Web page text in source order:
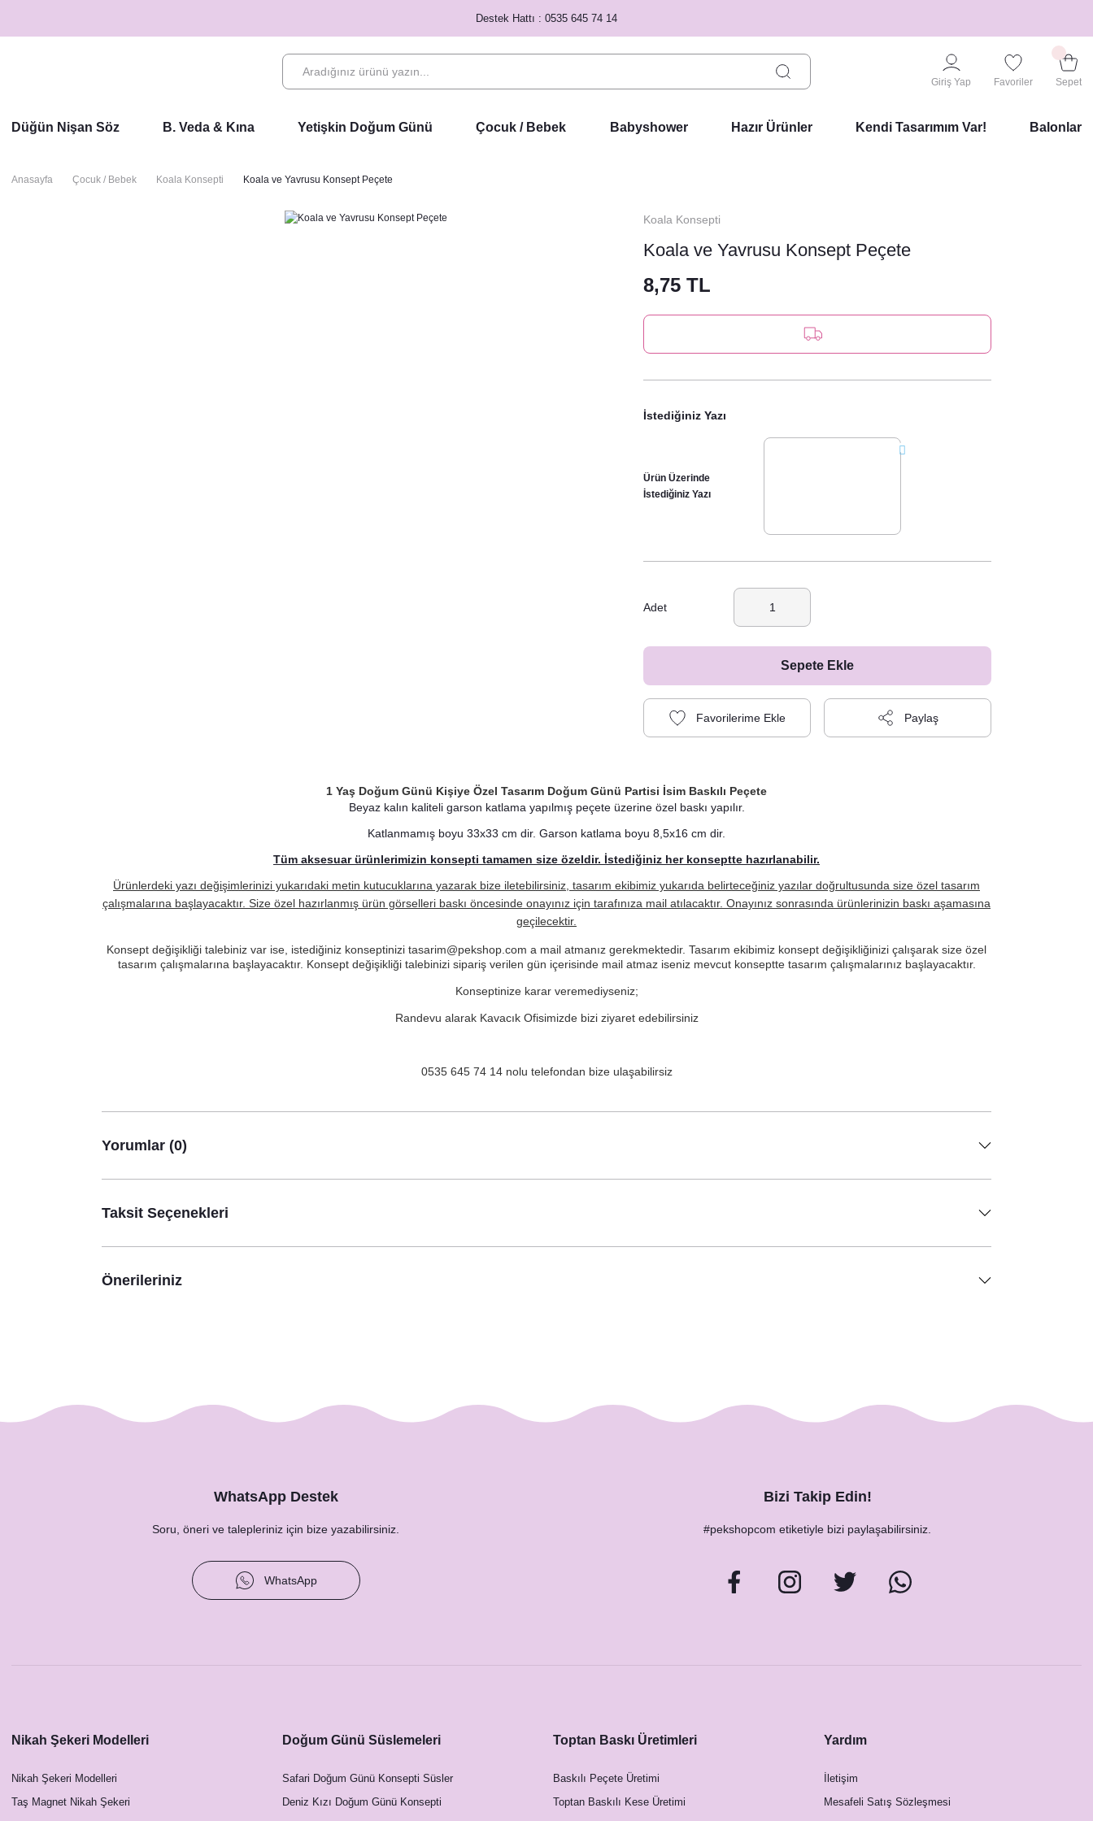
Destek Hattı : 0535 645 74 14
Giriş Yap Favoriler Sepet
Düğün Nişan Söz B. Veda & Kına Yetişkin Doğum Günü Çocuk / Bebek Babyshower Hazır Ürünler Kendi Tasarımım Var! Balonlar
Anasayfa Çocuk / Bebek Koala Konsepti Koala ve Yavrusu Konsept Peçete
Koala Konsepti
Koala ve Yavrusu Konsept Peçete
8,75 TL
İstediğiniz Yazı
Ürün Üzerinde
İstediğiniz Yazı
Adet
Sepete Ekle
Paylaş
1 Yaş Doğum Günü Kişiye Özel Tasarım Doğum Günü Partisi İsim Baskılı Peçete
Beyaz kalın kaliteli garson katlama yapılmış peçete üzerine özel baskı yapılır.
Katlanmamış boyu 33x33 cm dir. Garson katlama boyu 8,5x16 cm dir.
Tüm aksesuar ürünlerimizin konsepti tamamen size özeldir. İstediğiniz her konseptte hazırlanabilir.
Ürünlerdeki yazı değişimlerinizi yukarıdaki metin kutucuklarına yazarak bize iletebilirsiniz, tasarım ekibimiz yukarıda belirteceğiniz yazılar doğrultusunda size özel tasarım
çalışmalarına başlayacaktır. Size özel hazırlanmış ürün görselleri baskı öncesinde onayınız için tarafınıza mail atılacaktır. Onayınız sonrasında ürünlerinizin baskı aşamasına
geçilecektir.
Konsept değişikliği talebiniz var ise, istediğiniz konseptinizi tasarim@pekshop.com a mail atmanız gerekmektedir. Tasarım ekibimiz konsept değişikliğinizi çalışarak size özel
tasarım çalışmalarına başlayacaktır. Konsept değişikliği talebinizi sipariş verilen gün içerisinde mail atmaz iseniz mevcut konseptte tasarım çalışmalarınız başlayacaktır.
Konseptinize karar veremediyseniz;
Randevu alarak Kavacık Ofisimizde bizi ziyaret edebilirsiniz
0535 645 74 14 nolu telefondan bize ulaşabilirsiz
Yorumlar (0)
Taksit Seçenekleri
Önerileriniz
WhatsApp Destek
Soru, öneri ve talepleriniz için bize yazabilirsiniz.
WhatsApp
Bizi Takip Edin!
#pekshopcom etiketiyle bizi paylaşabilirsiniz.
Nikah Şekeri Modelleri
Nikah Şekeri Modelleri
Taş Magnet Nikah Şekeri
Doğum Günü Süslemeleri
Safari Doğum Günü Konsepti Süsler
Deniz Kızı Doğum Günü Konsepti
Toptan Baskı Üretimleri
Baskılı Peçete Üretimi
Toptan Baskılı Kese Üretimi
Yardım
İletişim
Mesafeli Satış Sözleşmesi